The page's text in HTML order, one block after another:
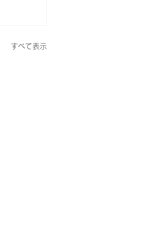
すべて表示